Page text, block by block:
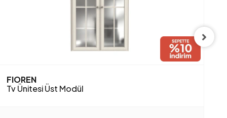
FIOREN
Tv Ünitesi Üst Modül